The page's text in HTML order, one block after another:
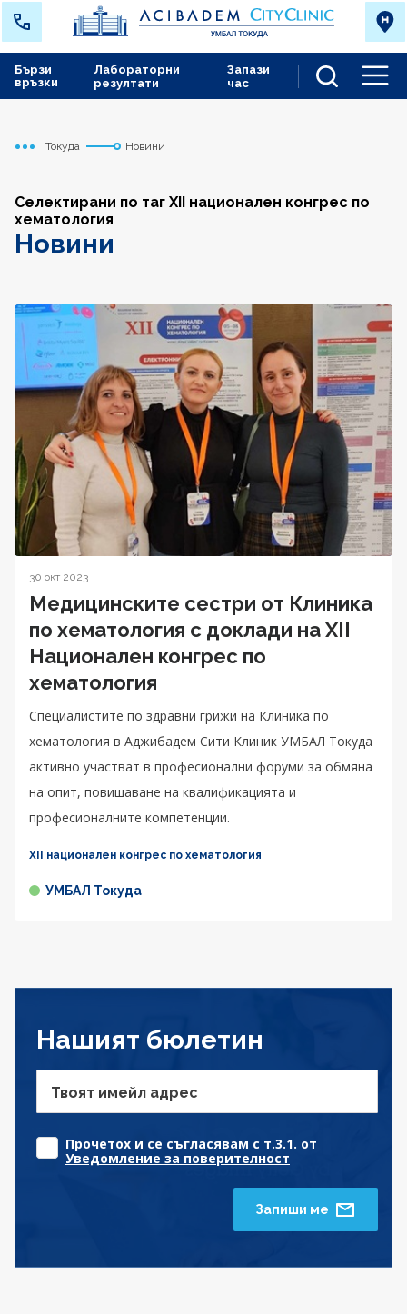
Лабораторни
резултати
Запази
час
Бързи
връзки
Начало
Токуда Новини
Селектирани по таг XII национален конгрес по
хематология
Новини
30 окт 2023
Медицинските сестри от Клиника
по хематология с доклади на XII
Национален конгрес по
хематология
Специалистите по здравни грижи на Клиника по
хематология в Аджибадем Сити Клиник УМБАЛ Токуда
активно участват в професионални форуми за обмяна
на опит, повишаване на квалификацията и
професионалните компетенции.
XII национален конгрес по хематология
УМБАЛ Токуда
Нашият бюлетин
Твоят имейл адрес
Прочетох и се съгласявам с т.3.1. от
Уведомление за поверителност
Запиши ме